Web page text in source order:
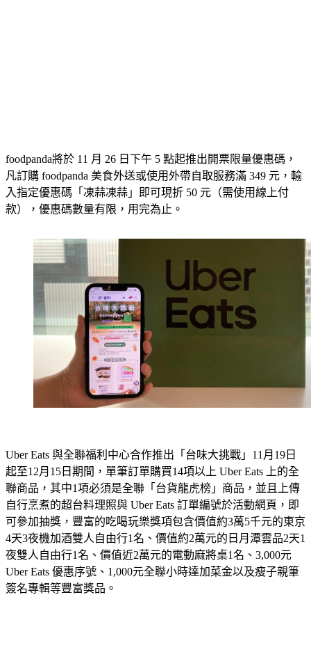
foodpanda將於 11 月 26 日下午 5 點起推出開票限量優惠碼，
凡訂購 foodpanda 美食外送或使用外帶自取服務滿 349 元，輸
入指定優惠碼「凍蒜凍蒜」即可現折 50 元（需使用線上付
款），優惠碼數量有限，用完為止。
Uber Eats 與全聯福利中心合作推出「台味大挑戰」11月19日
起至12月15日期間，單筆訂單購買14項以上 Uber Eats 上的全
聯商品，其中1項必須是全聯「台貨龍虎榜」商品，並且上傳
自行烹煮的超台料理照與 Uber Eats 訂單編號於活動網頁，即
可參加抽獎，豐富的吃喝玩樂獎項包含價值約3萬5千元的東京
4天3夜機加酒雙人自由行1名、價值約2萬元的日月潭雲品2天1
夜雙人自由行1名、價值近2萬元的電動麻將桌1名、3,000元
Uber Eats 優惠序號、1,000元全聯小時達加菜金以及瘦子親筆
簽名專輯等豐富獎品。